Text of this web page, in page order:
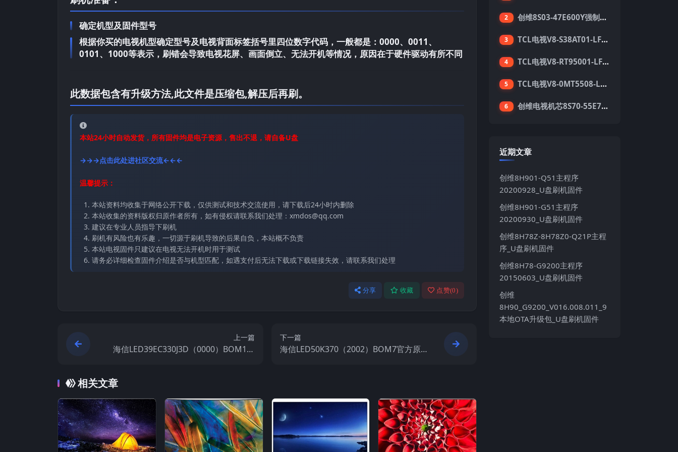
确定机型及固件型号
根据你买的电视机型确定型号及电视背面标签括号里四位数字代码，一般都是：0000、0011、
0101、1000等表示，刷错会导致电视花屏、画面倒立、无法开机等情况，原因在于硬件驱动有所不同
此数据包含有升级方法,此文件是压缩包,解压后再刷。
本站24小时自动发货，所有固件均是电子资源，售出不退，请自备U盘
→→→点击此处进社区交流←←←
温馨提示：
本站资料均收集于网络公开下载，仅供测试和技术交流使用，请下载后24小时内删除
本站收集的资料版权归原作者所有，如有侵权请联系我们处理：xmdos@qq.com
建议在专业人员指导下刷机
刷机有风险也有乐趣，一切源于刷机导致的后果自负，本站概不负责
本站电视固件只建议在电视无法开机时用于测试
请务必详细检查固件介绍是否与机型匹配，如遇支付后无法下载或下载链接失效，请联系我们处理
分享 收藏 点赞(0)
上一篇
海信LED39EC330J3D（0000）BOM1官
下一篇
海信LED50K370（2002）BOM7官方原
相关文章
2 创维8S03-47E600Y强制升级软件刷机电视固件包
3 TCL电视V8-S38AT01-LF1V123版本强刷电视固件包下载
4 TCL电视V8-RT95001-LF1V215版本强刷电视固件包下载
5 TCL电视V8-0MT5508-LF1V362版本强刷电视固件包下载
6 创维电视机芯8S70-55E710S系列酷开5.05刷机固件
近期文章
创维8H901-Q51主程序
20200928_U盘刷机固件
创维8H901-G51主程序
20200930_U盘刷机固件
创维8H78Z-8H78Z0-Q21P主程
序_U盘刷机固件
创维8H78-G9200主程序
20150603_U盘刷机固件
创维
8H90_G9200_V016.008.011_9
本地OTA升级包_U盘刷机固件